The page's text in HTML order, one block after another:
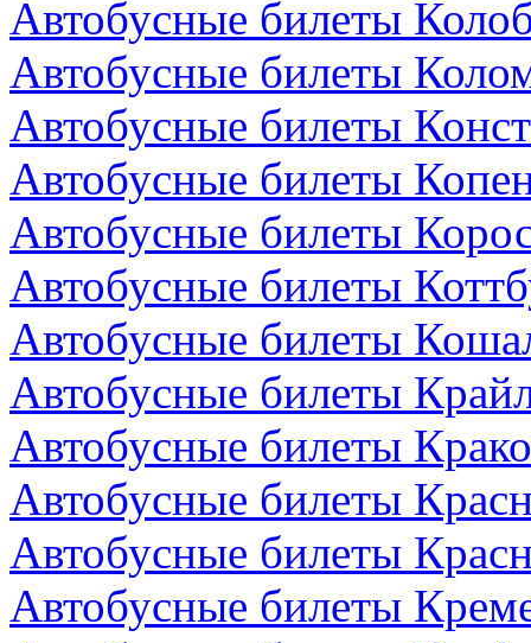
Автобусные билеты
Автобусные билеты
Автобусные билеты
Автобусные билеты
Автобусные билеты
Автобусные билеты
Автобусные билеты
Автобусные билеты
Автобусные билеты
Автобусные билеты
Автобусные билеты
Автобусные билеты